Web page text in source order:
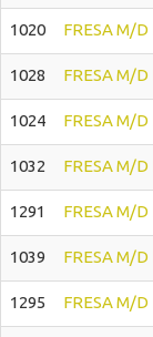
1020 FRESA M/D
1028 FRESA M/
1024 FRESA M/
1032 FRESA M/D
1291 FRESA M/D
1039 FRESA M/
1295 FRESA M/